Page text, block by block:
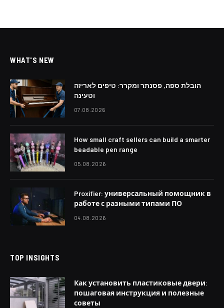
WHAT'S NEW
הובלת ספה, פסנתר ומקרר: טיפים לאריזה
וטעינה
07.08.2026
How small craft sellers can build a smarter
beadable pen range
05.08.2026
Proxifier: универсальный помощник в
работе с разными типами ПО
04.08.2026
TOP INSIGHTS
Как установить пластиковые двери:
пошаговая инструкция и полезные
советы